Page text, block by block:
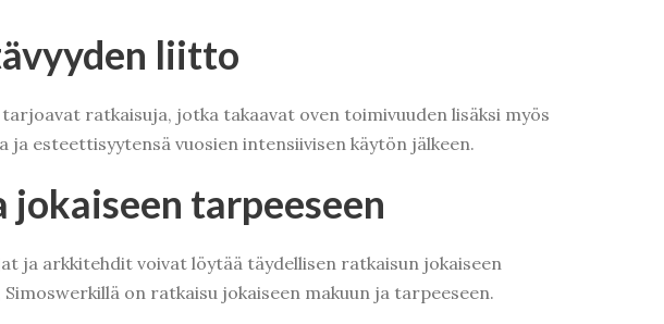
liitto
ratkaisuja, jotka takaavat oven toimivuuden lisäksi myös
esteettisyytensä vuosien intensiivisen käytön jälkeen.
tarpeeseen
ja arkkitehdit voivat löytää täydellisen ratkaisun jokaiseen
on ratkaisu jokaiseen makuun ja tarpeeseen.